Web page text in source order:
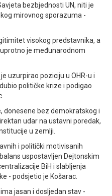
bezbjednosti UN, niti je
mirovnog sporazuma -
visokog predstavnika, a
je međunarodnom
uzurpirao poziciju u OHR-u i
političke krize i podigao
donesene bez demokratskog i
udar na ustavni poredak,
u zemlji.
i politički motivisanih
uspostavljen Dejtonskim
BiH i slabljenja
- podsjetio je Košarac.
jasan i dosljedan stav -